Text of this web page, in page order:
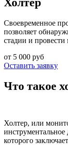
Своевременное
позволяет
стадии и
от 5 000 руб
Оставить заявку
Что такое
Холтер, или
инструментальное
которого